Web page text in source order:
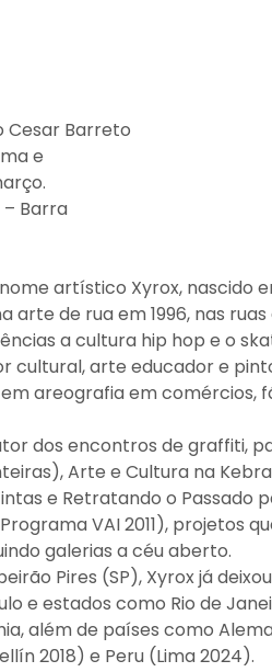
Cesar Barreto
e
Barra
artístico Xyrox, nascido
arte de rua em 1996, nas ruas
a cultura hip hop e o
cultural, arte educador e
areografia em comércios,
dos encontros de graffiti,
Arte e Cultura na
e Retratando o Passado
VAI 2011), projetos
galerias a céu aberto.
Pires (SP), Xyrox já
e estados como Rio de
além de países como
2018) e Peru (Lima 2024).